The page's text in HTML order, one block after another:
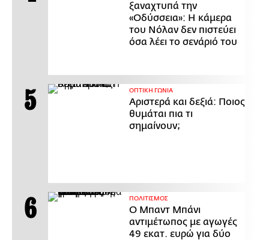
ξαναχτυπά την
«Οδύσσεια»: Η κάμερα
του Νόλαν δεν πιστεύει
όσα λέει το σενάριό του
ΟΠΤΙΚΗ ΓΩΝΙΑ
Αριστερά και δεξιά: Ποιος
θυμάται πια τι
σημαίνουν;
ΠΟΛΙΤΙΣΜΟΣ
Ο Μπαντ Μπάνι
αντιμέτωπος με αγωγές
49 εκατ. ευρώ για δύο